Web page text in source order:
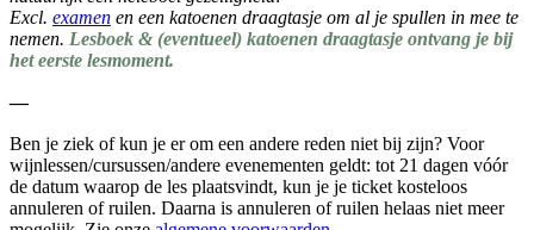
Excl. examen en een katoenen draagtasje om al je spullen in mee te
nemen. Lesboek & (eventueel) katoenen draagtasje ontvang je bij
het eerste lesmoment.
—
Ben je ziek of kun je er om een andere reden niet bij zijn? Voor
wijnlessen/cursussen/andere evenementen geldt: tot 21 dagen vóór
de datum waarop de les plaatsvindt, kun je je ticket kosteloos
annuleren of ruilen. Daarna is annuleren of ruilen helaas niet meer